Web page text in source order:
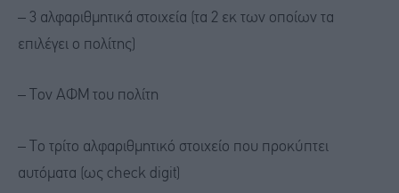
– 3 αλφαριθμητικά στοιχεία (τα 2 εκ των οποίων τα
επιλέγει ο πολίτης)
– Τον ΑΦΜ του πολίτη
– Το τρίτο αλφαριθμητικό στοιχείο που προκύπτει
αυτόματα (ως check digit)